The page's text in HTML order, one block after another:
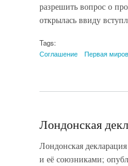
разрешить вопрос о
открылась ввиду
Tags:
Соглашение
Первая
Лондонская
Лондонская
и её союзниками;